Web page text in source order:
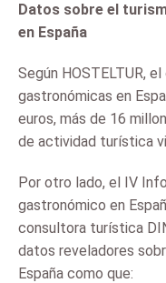
Datos sobre el
en España
Según HOSTELTUR,
gastronómicas en
euros, más de 16
de actividad turística
Por otro lado, el IV
gastronómico en
consultora turística
datos reveladores
España como que: